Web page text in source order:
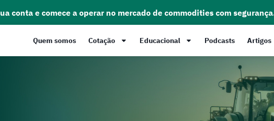
conta e comece a operar no mercado de commodities com
Quem somos Cotação Educacional Podcasts Artigos